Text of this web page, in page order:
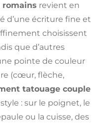
revient en
d’une écriture fine et
choisissent
que d’autres
pointe de couleur
(cœur, flèche,
tatouage couple
: sur le poignet, le
ou la cuisse, des